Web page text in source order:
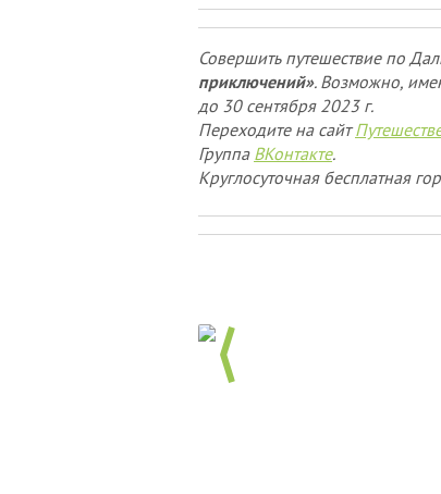
Совершить путешествие по
приключений». Возможно,
до 30 сентября 2023 г.
Переходите на сайт
Группа ВКонтакте.
Круглосуточная бесплатная